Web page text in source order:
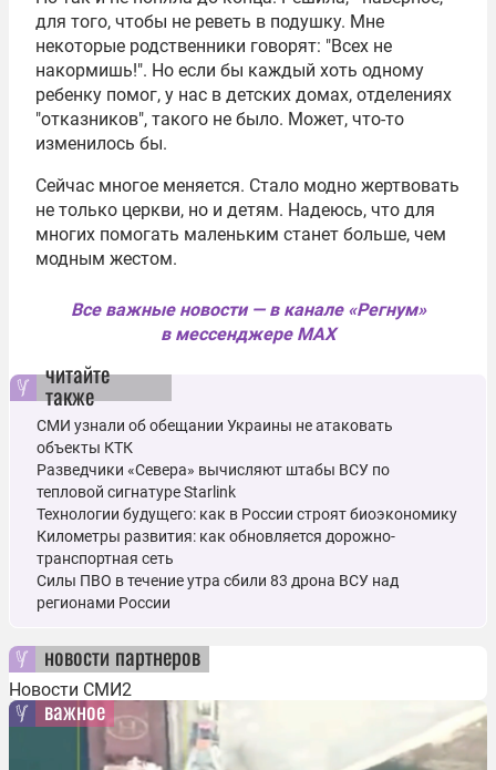
для того, чтобы не реветь в подушку. Мне
некоторые родственники говорят: "Всех не
накормишь!". Но если бы каждый хоть одному
ребенку помог, у нас в детских домах, отделениях
"отказников", такого не было. Может, что-то
изменилось бы.
Сейчас многое меняется. Стало модно жертвовать
не только церкви, но и детям. Надеюсь, что для
многих помогать маленьким станет больше, чем
модным жестом.
Все важные новости — в канале «Регнум»
в мессенджере MAX
читайте
также
СМИ узнали об обещании Украины не атаковать
объекты КТК
Разведчики «Севера» вычисляют штабы ВСУ по
тепловой сигнатуре Starlink
Технологии будущего: как в России строят биоэкономику
Километры развития: как обновляется дорожно-
транспортная сеть
Силы ПВО в течение утра сбили 83 дрона ВСУ над
регионами России
новости партнеров
Новости СМИ2
важное